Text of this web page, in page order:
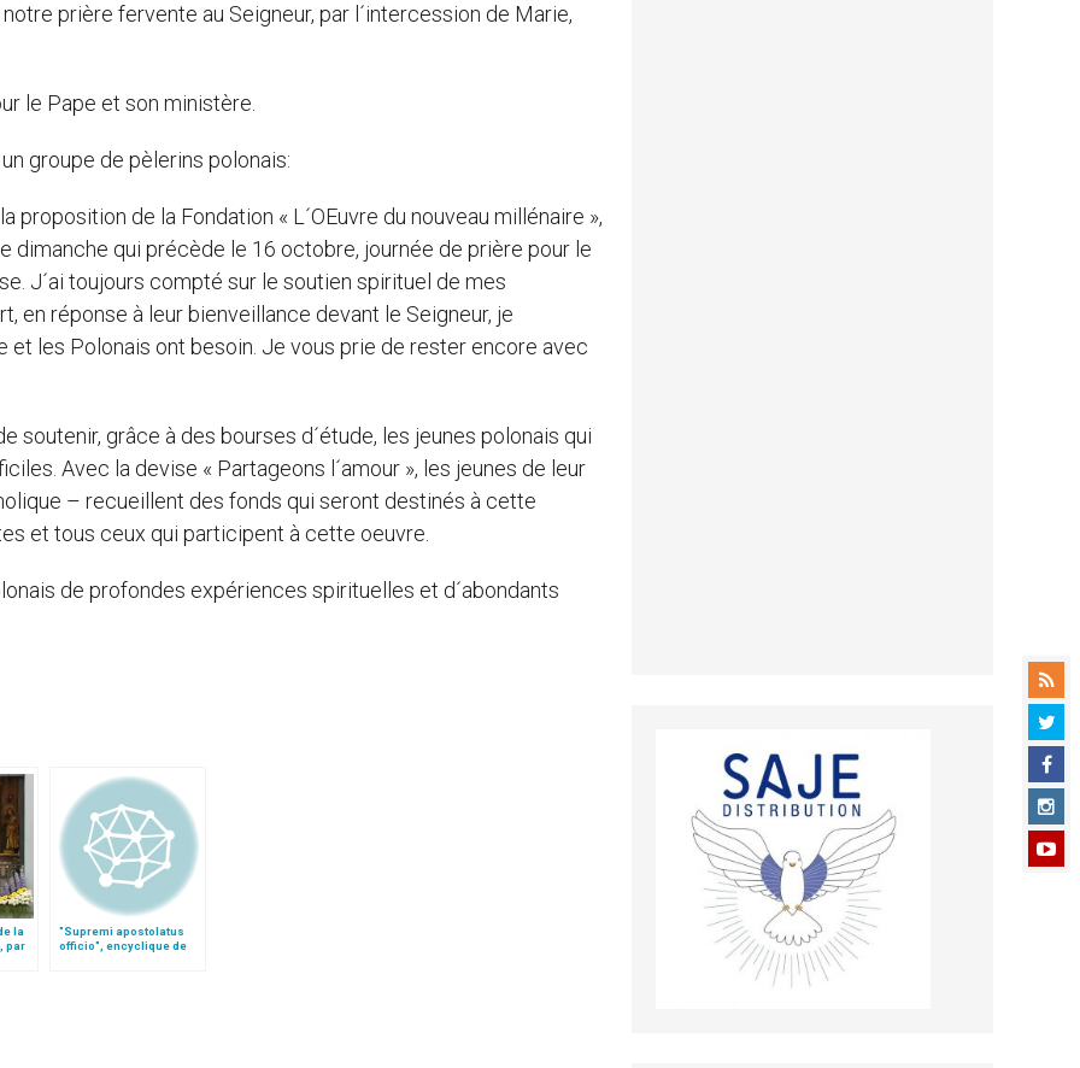
prière fervente au Seigneur, par l´intercession de Marie,
le Pape et son ministère.
groupe de pèlerins polonais:
de la Fondation « L´OEuvre du nouveau millénaire »,
dimanche qui précède le 16 octobre, journée de prière pour le
J´ai toujours compté sur le soutien spirituel de mes
en réponse à leur bienveillance devant le Seigneur, je
et les Polonais ont besoin. Je vous prie de rester encore avec
soutenir, grâce à des bourses d´étude, les jeunes polonais qui
Avec la devise « Partageons l´amour », les jeunes de leur
– recueillent des fonds qui seront destinés à cette
et tous ceux qui participent à cette oeuvre.
de profondes expériences spirituelles et d´abondants
la
par
"Supremi apostolatus
officio", encyclique de